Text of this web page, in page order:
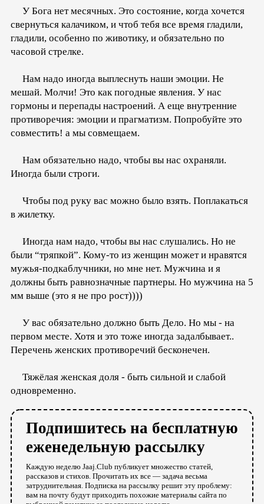
У Бога нет месячных. Это состояние, когда хочется
свернуться калачиком, и чтоб тебя все время гладили,
гладили, особенно по животику, и обязательно по
часовой стрелке.
Нам надо иногда выплеснуть наши эмоции. Не
мешай. Молчи! Это как погодные явления. У нас
гормоны и перепады настроений. А еще внутренние
противоречия: эмоции и прагматизм. Попробуйте это
совместить! а мы совмещаем.
Нам обязательно надо, чтобы вы нас охраняли.
Иногда были строги.
Чтобы под руку вас можно было взять. Поплакаться
в жилетку.
Иногда нам надо, чтобы вы нас слушались. Но не
были “тряпкой”. Кому-то из женщин может и нравятся
мужья-подкаблучники, но мне нет. Мужчина и я
должны быть равнозначные партнеры. Но мужчина на 5
мм выше (это я не про рост))))
У вас обязательно должно быть Дело. Но мы - на
первом месте. Хотя и это тоже иногда задалбывает..
Перечень женских противоречий бесконечен.
Тяжёлая женская доля - быть сильной и слабой
одновременно.
Подпишитесь на бесплатную
еженедельную рассылку
Каждую неделю Jaaj.Club публикует множество статей,
рассказов и стихов. Прочитать их все — задача весьма
затруднительная. Подписка на рассылку решит эту проблему:
вам на почту будут приходить похожие материалы сайта по